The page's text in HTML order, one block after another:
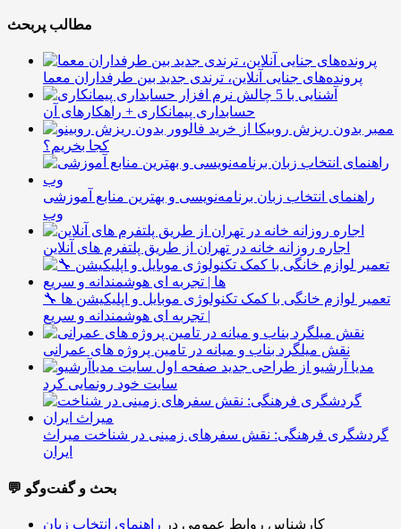
مطالب پربحث
پرونده‌های جنایی آنلاین، ترندی جدید بین طرفداران معما
آشنایی با 5 چالش
حسابداری پیمانکاری + راهکارهای آن
ممبر بدون ریزش روبیکا از
کجا بخریم؟
راهنمای انتخاب زبان برنامه‌نویسی و بهترین منابع آموزشی
وب
اجاره روزانه خانه در تهران از طریق پلتفرم های آنلاین
🔧 تعمیر لوازم خانگی با کمک تکنولوژی موبایل و اپلیکیشن ها
| تجربه ای هوشمندانه و سریع
نقش میلگرد بناب و میانه در تامین پروژه های عمرانی
مدیا آرشیو از طراحی جدید
سایت خود رونمایی کرد
گردشگری فرهنگی: نقش سفرهای زمینی در شناخت میراث
ایران
💬 بحث و گفت‌وگو
کارشناس روابط عمومی در راهنمای انتخاب زبان